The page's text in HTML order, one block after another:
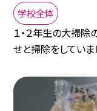
学校全体
１・２年生の大掃除
せと掃除をしていま